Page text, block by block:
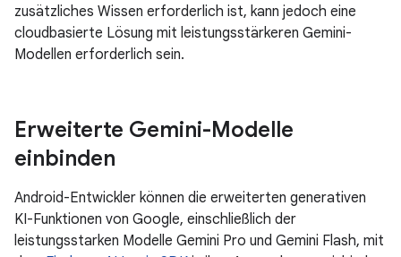
zusätzliches Wissen erforderlich ist, kann jedoch eine
cloudbasierte Lösung mit leistungsstärkeren Gemini-
Modellen erforderlich sein.
Erweiterte Gemini-Modelle
einbinden
Android-Entwickler können die erweiterten generativen
KI-Funktionen von Google, einschließlich der
leistungsstarken Modelle Gemini Pro und Gemini Flash, mit